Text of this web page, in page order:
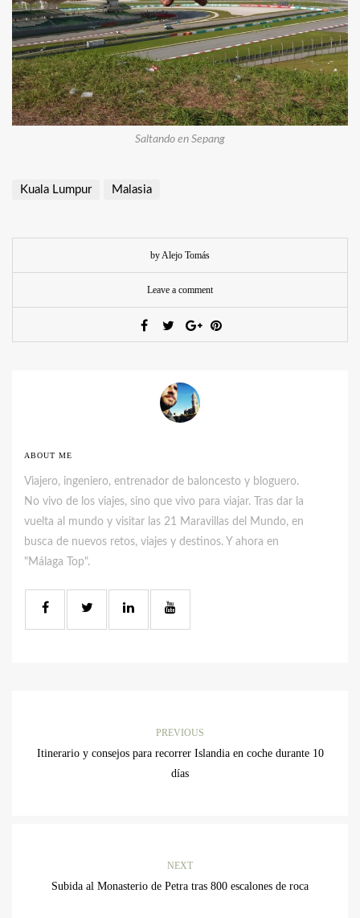
Saltando en Sepang
Kuala Lumpur Malasia
by Alejo Tomás
Leave a comment
ABOUT ME
Viajero, ingeniero, entrenador de baloncesto y bloguero.
No vivo de los viajes, sino que vivo para viajar. Tras dar la
vuelta al mundo y visitar las 21 Maravillas del Mundo, en
busca de nuevos retos, viajes y destinos. Y ahora en
"Málaga Top".
PREVIOUS
Itinerario y consejos para recorrer Islandia en coche durante 10
días
NEXT
Subida al Monasterio de Petra tras 800 escalones de roca